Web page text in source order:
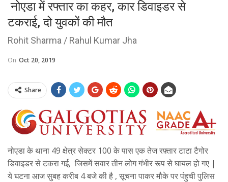
नोएडा में रफ्तार का कहर, कार डिवाइडर से
टकराई, दो युवकों की मौत
Rohit Sharma / Rahul Kumar Jha
On Oct 20, 2019
Share
नोएडा के थाना 49 क्षेत्र सेक्टर 100 के पास एक तेज रफ़्तार टाटा टैगोर
डिवाइडर से टकरा गई, जिसमें सवार तीन लोग गंभीर रूप से घायल हो गए |
ये घटना आज सुबह करीब 4 बजे की है , सूचना पाकर मौके पर पंहुची पुलिस